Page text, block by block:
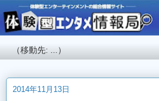
2014年11月13日